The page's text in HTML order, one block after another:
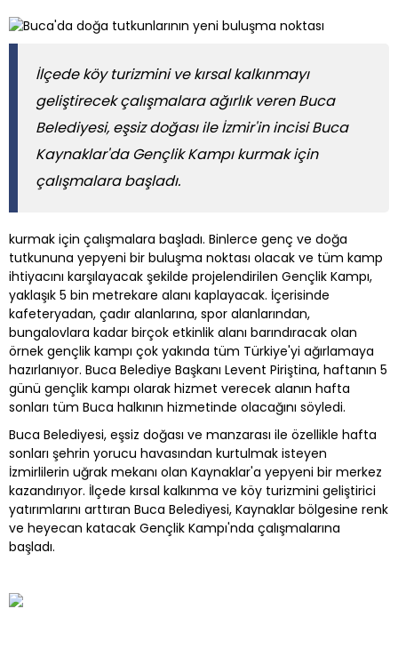
İlçede köy turizmini ve kırsal kalkınmayı
geliştirecek çalışmalara ağırlık veren Buca
Belediyesi, eşsiz doğası ile İzmir'in incisi Buca
Kaynaklar'da Gençlik Kampı kurmak için
çalışmalara başladı.
kurmak için çalışmalara başladı. Binlerce genç ve doğa
tutkununa yepyeni bir buluşma noktası olacak ve tüm kamp
ihtiyacını karşılayacak şekilde projelendirilen Gençlik Kampı,
yaklaşık 5 bin metrekare alanı kaplayacak. İçerisinde
kafeteryadan, çadır alanlarına, spor alanlarından,
bungalovlara kadar birçok etkinlik alanı barındıracak olan
örnek gençlik kampı çok yakında tüm Türkiye'yi ağırlamaya
hazırlanıyor. Buca Belediye Başkanı Levent Piriştina, haftanın 5
günü gençlik kampı olarak hizmet verecek alanın hafta
sonları tüm Buca halkının hizmetinde olacağını söyledi.
Buca Belediyesi, eşsiz doğası ve manzarası ile özellikle hafta
sonları şehrin yorucu havasından kurtulmak isteyen
İzmirlilerin uğrak mekanı olan Kaynaklar'a yepyeni bir merkez
kazandırıyor. İlçede kırsal kalkınma ve köy turizmini geliştirici
yatırımlarını arttıran Buca Belediyesi, Kaynaklar bölgesine renk
ve heyecan katacak Gençlik Kampı'nda çalışmalarına
başladı.